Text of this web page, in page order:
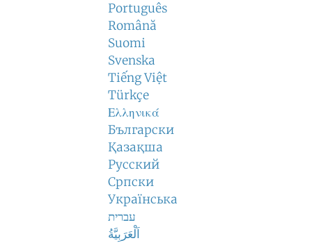
Português
Română
Suomi
Svenska
Tiếng Việt
Türkçe
Ελληνικά
Български
Қазақша
Русский
Српски
Українська
עברית
اَلْعَرَبِيَّةُ